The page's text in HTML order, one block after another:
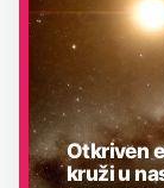
Otkriven
kruži u